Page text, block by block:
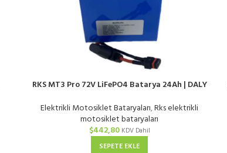
RKS MT3 Pro 72V LiFePO4 Batarya 24Ah | DALY
Elektrikli Motosiklet Bataryaları,Rks elektrikli
motosiklet bataryaları
$442,80 KDV Dahil
SEPETE EKLE